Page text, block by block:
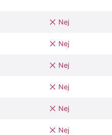
Nej
Nej
Nej
Nej
Nej
Nej